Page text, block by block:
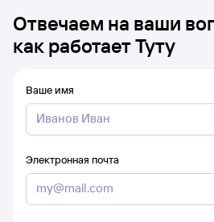
Отвечаем на ваши
как работает Туту
Ваше имя
Электронная почта